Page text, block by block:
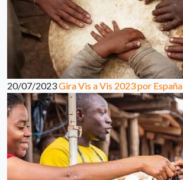
20/07/2023Gira Vis a Vis 2023 por España